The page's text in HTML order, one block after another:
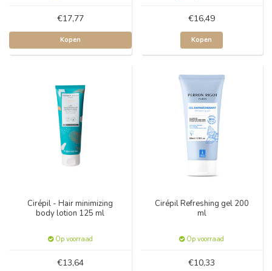
€17,77
Kopen
€16,49
Kopen
Cirépil - Hair minimizing
body lotion 125 ml
Op voorraad
€13,64
Cirépil Refreshing gel 200
ml
Op voorraad
€10,33